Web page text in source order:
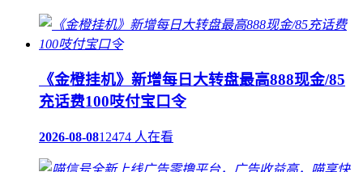
《金橙挂机》新增每日大转盘最高888现金/85
充话费100吱付宝口令
2026-08-0812474 人在看